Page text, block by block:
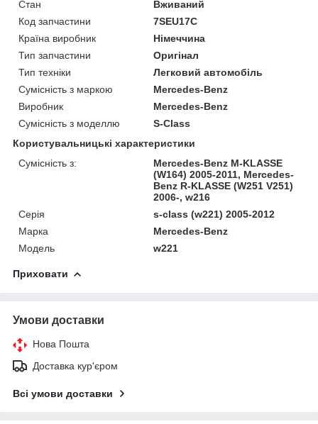
Стан
Вживаний
Код запчастини
7SEU17C
Країна виробник
Німеччина
Тип запчастини
Оригінал
Тип техніки
Легковий автомобіль
Сумісність з маркою
Mercedes-Benz
Виробник
Mercedes-Benz
Сумісність з моделлю
S-Class
Користувальницькі характеристики
Сумісність з:
Mercedes-Benz M-KLASSE
(W164) 2005-2011, Mercedes-
Benz R-KLASSE (W251 V251)
2006-, w216
Серія
s-class (w221) 2005-2012
Марка
Mercedes-Benz
Модель
w221
Приховати
Умови доставки
Нова Пошта
Доставка кур'єром
Всі умови доставки